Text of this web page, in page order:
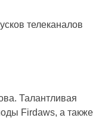
телеканалов
Талантливая
Firdaws, а также